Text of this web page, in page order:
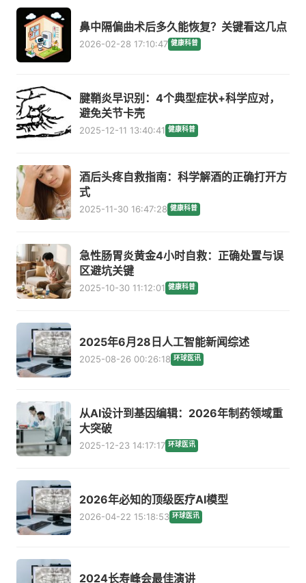
鼻中隔偏曲术后多久能恢复？关键看这几点
2026-02-28 17:10:47 健康科普
腱鞘炎早识别：4个典型症状+科学应对，
避免关节卡壳
2025-12-11 13:40:41 健康科普
酒后头疼自救指南：科学解酒的正确打开方
式
2025-11-30 16:47:28 健康科普
急性肠胃炎黄金4小时自救：正确处置与误
区避坑关键
2025-10-30 11:12:01 健康科普
2025年6月28日人工智能新闻综述
2025-08-26 00:26:18 环球医讯
从AI设计到基因编辑：2026年制药领域重
大突破
2025-12-23 14:17:17 环球医讯
2026年必知的顶级医疗AI模型
2026-04-22 15:18:53 环球医讯
2024长寿峰会最佳演讲